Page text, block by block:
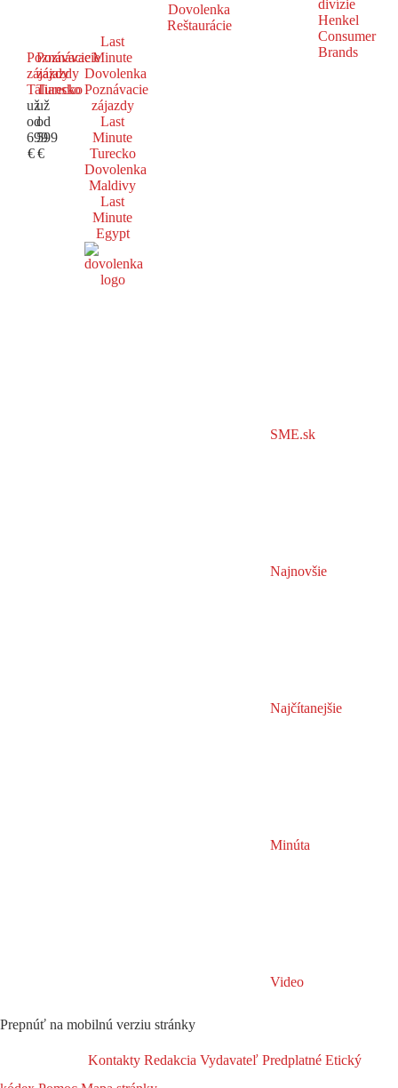
Dovolenka
Reštaurácie
Poznávacie
zájazdy
Taliansko
už
od
699
€
Poznávacie
zájazdy
Turecko
už
od
599
€
Last
Minute
Dovolenka
Poznávacie
zájazdy
Last
Minute
Turecko
Dovolenka
Maldivy
Last
Minute
Egypt
SME.sk
Najnovšie
Najčítanejšie
Minúta
Video
Prepnúť na mobilnú verziu stránky
Kontakty Redakcia Vydavateľ Predplatné Etický